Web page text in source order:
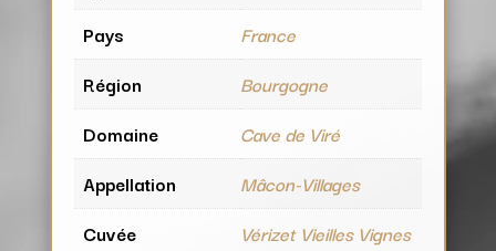
Pays
France
Région
Bourgogne
Domaine
Cave de Viré
Appellation
Mâcon-Villages
Cuvée
Vérizet Vieilles Vignes